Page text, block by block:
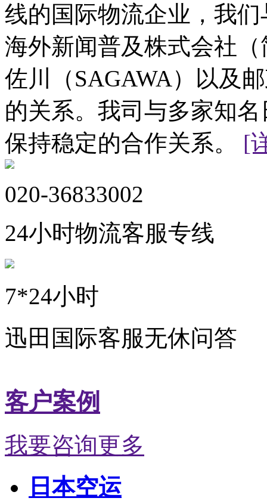
线的国际物流企业，我
海外新闻普及株式会社（
佐川（SAGAWA）以及
的关系。我司与多家知
保持稳定的合作关系。 [
020-36833002
24小时物流客服专线
7*24小时
迅田国际客服无休问答
客户案例
我要咨询更多
日本空运